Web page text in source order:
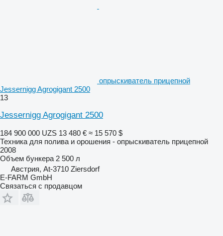
опрыскиватель прицепной
Jessernigg Agrogigant 2500
13
Jessernigg Agrogigant 2500
184 900 000 UZS 13 480 € ≈ 15 570 $
Техника для полива и орошения - опрыскиватель прицепной
2008
Объем бункера 2 500 л
Австрия, At-3710 Ziersdorf
E-FARM GmbH
Связаться с продавцом